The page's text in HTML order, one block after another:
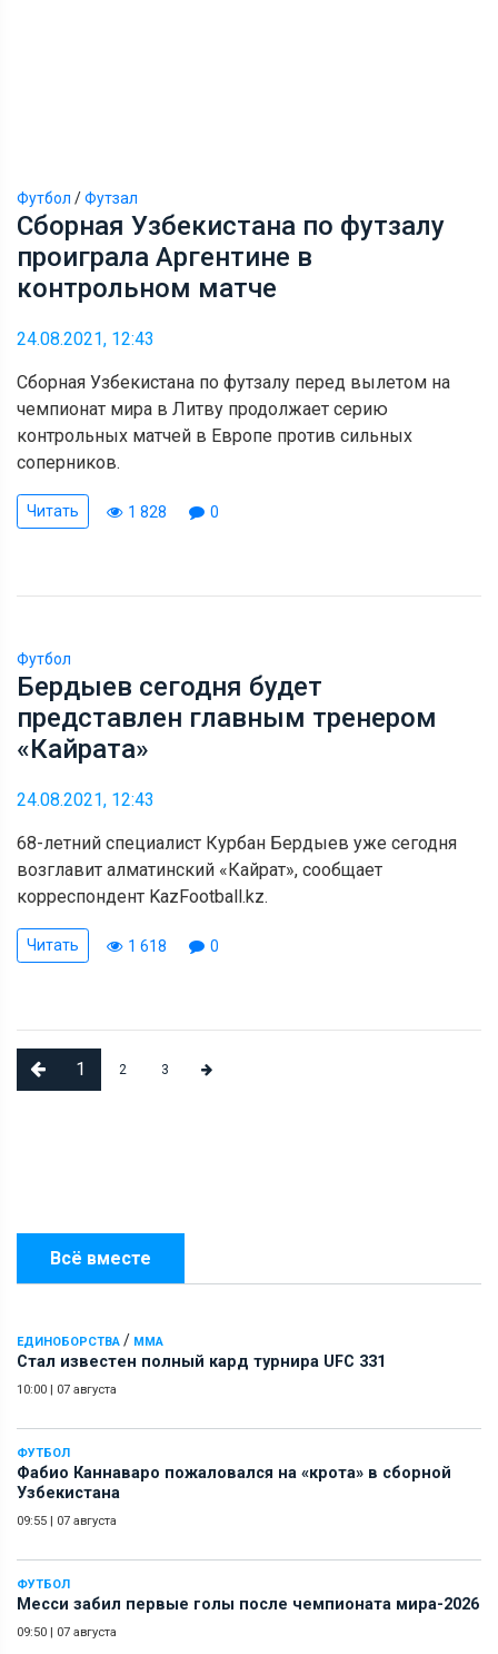
Всё вместе
ЕДИНОБОРСТВА / ММА
Стал известен полный кард турнира UFC 331
10:00 07 августа
ФУТБОЛ
Фабио Каннаваро пожаловался на «крота» в сборной
Узбекистана
09:55 07 августа
ФУТБОЛ
Месси забил первые голы после чемпионата мира-2026
09:50 07 августа
Футбол /Футзал
Сборная Узбекистана по футзалу
проиграла Аргентине в
контрольном матче
24.08.2021, 12:43
Сборная Узбекистана по футзалу перед вылетом на
чемпионат мира в Литву продолжает серию
контрольных матчей в Европе против сильных
соперников.
Читать 1 828 0
Футбол
Бердыев сегодня будет
представлен главным тренером
«Кайрата»
24.08.2021, 12:43
68-летний специалист Курбан Бердыев уже сегодня
возглавит алматинский «Кайрат», сообщает
корреспондент KazFootball.kz.
Читать 1 618 0
1 2 3